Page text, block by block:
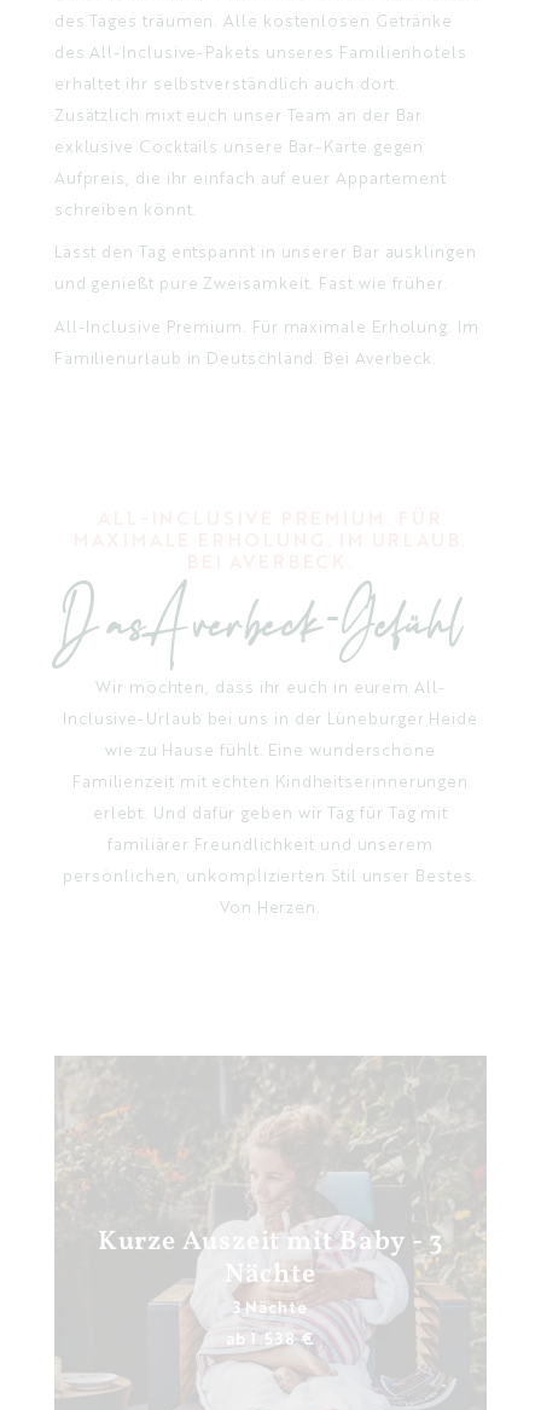
des Tages träumen. Alle kostenlosen Getränke
des All-Inclusive-Pakets unseres Familienhotels
erhaltet ihr selbstverständlich auch dort.
Zusätzlich mixt euch unser Team an der Bar
exklusive Cocktails unsere Bar-Karte gegen
Aufpreis, die ihr einfach auf euer Appartement
schreiben könnt.
Lasst den Tag entspannt in unserer Bar ausklingen
und genießt pure Zweisamkeit. Fast wie früher.
All-Inclusive Premium. Für maximale Erholung. Im
Familienurlaub in Deutschland. Bei Averbeck.
Das Averbeck- Gefühl
Wir möchten, dass ihr euch in eurem All-
Inclusive-Urlaub bei uns in der Lüneburger Heide
wie zu Hause fühlt. Eine wunderschöne
Familienzeit mit echten Kindheitserinnerungen
erlebt. Und dafür geben wir Tag für Tag mit
familiärer Freundlichkeit und unserem
persönlichen, unkomplizierten Stil unser Bestes.
Von Herzen.
Kurze Auszeit mit Baby - 3
Nächte
3 Nächte
ab 1.538 €